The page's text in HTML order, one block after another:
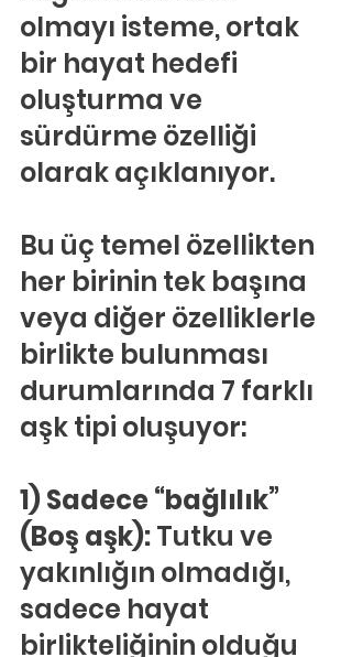
olmayı isteme, ortak
bir hayat hedefi
oluşturma ve
sürdürme özelliği
olarak açıklanıyor.
Bu üç temel özellikten
her birinin tek başına
veya diğer özelliklerle
birlikte bulunması
durumlarında 7 farklı
aşk tipi oluşuyor:
1) Sadece “bağlılık”
(Boş aşk): Tutku ve
yakınlığın olmadığı,
sadece hayat
birlikteliğinin olduğu